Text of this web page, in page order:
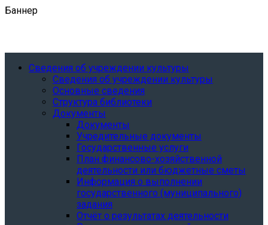
Баннер
Сведения об учреждении культуры
Сведения об учреждении культуры
Основные сведения
Структура библиотеки
Документы
Документы
Учредительные документы
Государственные услуги
План финансово-хозяйственной
деятельности или бюджетные сметы
Информация о выполнении
государственного (муниципального)
задания
Отчёт о результатах деятельности